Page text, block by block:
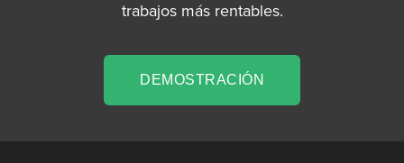
trabajos más rentables.
DEMOSTRACIÓN